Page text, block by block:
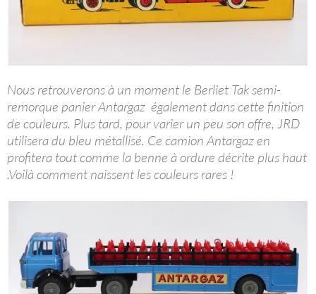
Nous retrouverons à un moment le Berliet Tak semi-
remorque panier Antargaz également dans cette finition
de couleurs. Plus tard, pour varier un peu son offre, JRD
utilisera du bleu métallisé. Ce camion Antargaz en
profitera tout comme la benne à ordure décrite plus haut
.Voilà comment naissent les couleurs rares !